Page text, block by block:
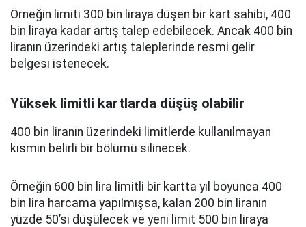
Örneğin limiti 300 bin liraya düşen bir kart sahibi, 400
bin liraya kadar artış talep edebilecek. Ancak 400 bin
liranın üzerindeki artış taleplerinde resmi gelir
belgesi istenecek.
Yüksek limitli kartlarda düşüş olabilir
400 bin liranın üzerindeki limitlerde kullanılmayan
kısmın belirli bir bölümü silinecek.
Örneğin 600 bin lira limitli bir kartta yıl boyunca 400
bin lira harcama yapılmışsa, kalan 200 bin liranın
yüzde 50’si düşülecek ve yeni limit 500 bin liraya